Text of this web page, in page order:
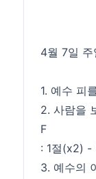
4월 7일
1. 예수 피
2. 사람을
F
: 1절(x2) -
3. 예수의